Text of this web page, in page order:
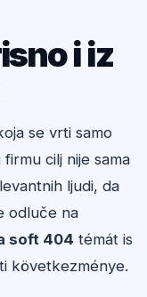
i iz
se vrti samo
cilj nije sama
ljudi, da
odluče na
soft 404 témát is
következménye.